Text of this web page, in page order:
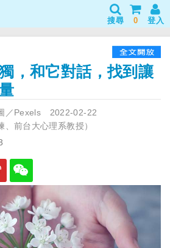
搜尋 0 登入
，和它對話，找到讓
／Pexels 2022-02-22
、前台大心理系教授）